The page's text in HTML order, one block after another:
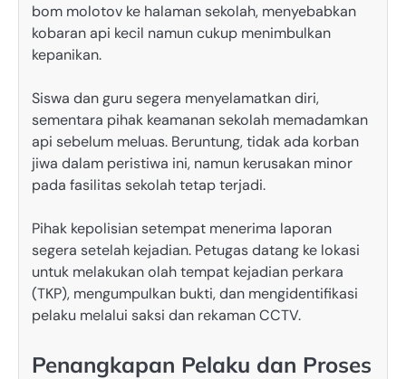
bom molotov ke halaman sekolah, menyebabkan
kobaran api kecil namun cukup menimbulkan
kepanikan.
Siswa dan guru segera menyelamatkan diri,
sementara pihak keamanan sekolah memadamkan
api sebelum meluas. Beruntung, tidak ada korban
jiwa dalam peristiwa ini, namun kerusakan minor
pada fasilitas sekolah tetap terjadi.
Pihak kepolisian setempat menerima laporan
segera setelah kejadian. Petugas datang ke lokasi
untuk melakukan olah tempat kejadian perkara
(TKP), mengumpulkan bukti, dan mengidentifikasi
pelaku melalui saksi dan rekaman CCTV.
Penangkapan Pelaku dan Proses